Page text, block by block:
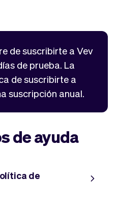
de suscribirte a Vev
de prueba. La
de suscribirte a
suscripción anual.
de ayuda
de